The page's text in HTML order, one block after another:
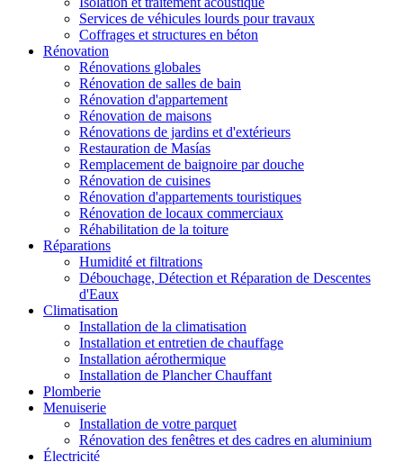
Services de véhicules lourds pour travaux
Coffrages et structures en béton
Rénovation
Rénovations globales
Rénovation de salles de bain
Rénovation d'appartement
Rénovation de maisons
Rénovations de jardins et d'extérieurs
Restauration de Masías
Remplacement de baignoire par douche
Rénovation de cuisines
Rénovation d'appartements touristiques
Rénovation de locaux commerciaux
Réhabilitation de la toiture
Réparations
Humidité et filtrations
Débouchage, Détection et Réparation de Descentes
d'Eaux
Climatisation
Installation de la climatisation
Installation et entretien de chauffage
Installation aérothermique
Installation de Plancher Chauffant
Plomberie
Menuiserie
Installation de votre parquet
Rénovation des fenêtres et des cadres en aluminium
Électricité